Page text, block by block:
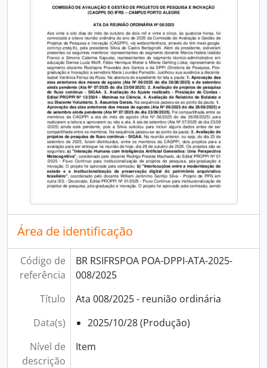
Área de identificação
Código de
referência
BR RSIFRSPOA POA-DPPI-ATA-2025-
008/2025
Título
Ata 008/2025 - reunião ordinária
Data(s)
2025/10/28 (Produção)
Nível de
descrição
Item